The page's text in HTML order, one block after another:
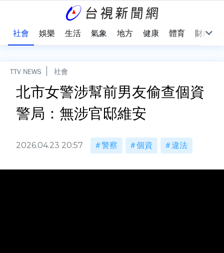
社會 娛樂 生活 氣象 地方 健康 體育 財經
TTV NEWS 社會
北市女警涉幫前男友偷查個資
警局：無涉官邸維安
2026.04.23 20:57 警察 個資 違法